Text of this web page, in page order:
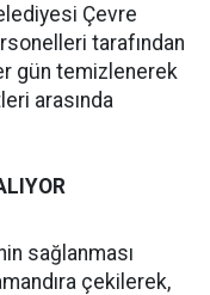
Çevre
tarafından
gün temizlenerek
arasında
sağlanması
çekilerek,